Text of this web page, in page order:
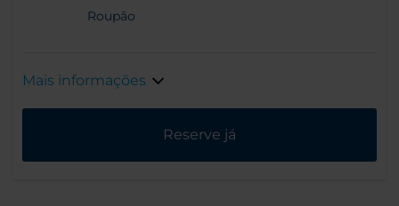
Roupão
Mais informações
Reserve já